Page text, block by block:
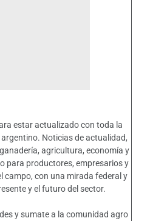
estar actualizado con toda la
Noticias de actualidad,
agricultura, economía y
para productores, empresarios y
con una mirada federal y
y el futuro del sector.
y sumate a la comunidad agro